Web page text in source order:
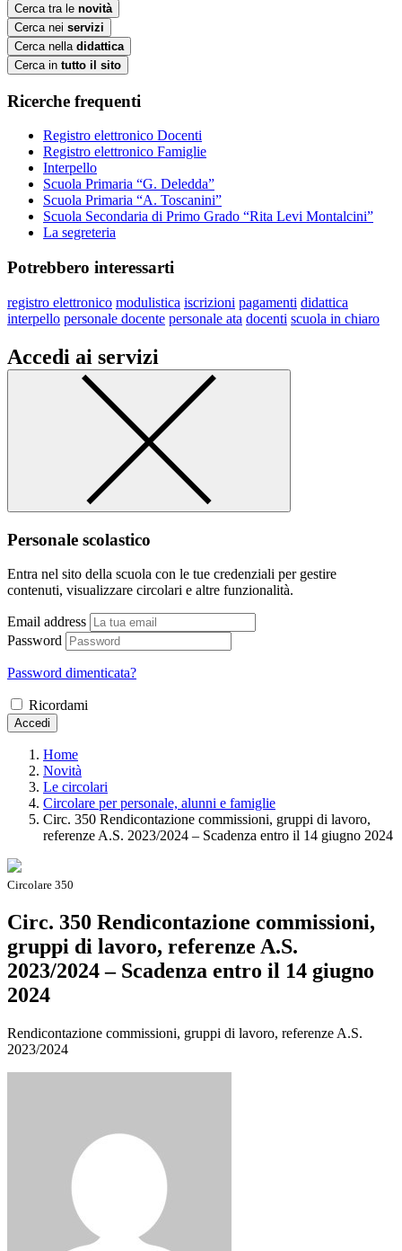
Cerca tra le novità
Cerca nei servizi
Cerca nella didattica
Cerca in tutto il sito
Ricerche frequenti
Registro elettronico Docenti
Registro elettronico Famiglie
Interpello
Scuola Primaria “G. Deledda”
Scuola Primaria “A. Toscanini”
Scuola Secondaria di Primo Grado “Rita Levi Montalcini”
La segreteria
Potrebbero interessarti
registro elettronico modulistica iscrizioni pagamenti didattica
interpello personale docente personale ata docenti scuola in chiaro
Accedi ai servizi
Personale scolastico
Entra nel sito della scuola con le tue credenziali per gestire
contenuti, visualizzare circolari e altre funzionalità.
Email address
Password
Password dimenticata?
Ricordami
Accedi
Home
Novità
Le circolari
Circolare per personale, alunni e famiglie
Circ. 350 Rendicontazione commissioni, gruppi di lavoro,
referenze A.S. 2023/2024 – Scadenza entro il 14 giugno 2024
Circolare 350
Circ. 350 Rendicontazione commissioni,
gruppi di lavoro, referenze A.S.
2023/2024 – Scadenza entro il 14 giugno
2024
Rendicontazione commissioni, gruppi di lavoro, referenze A.S.
2023/2024